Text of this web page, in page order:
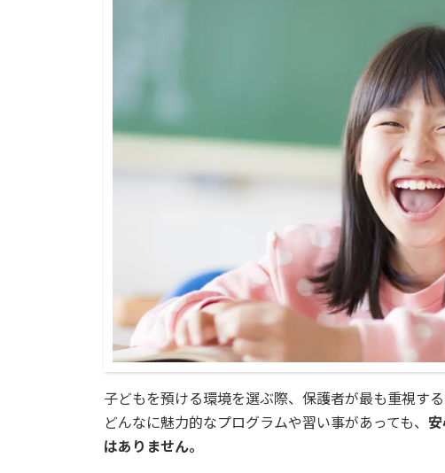
子どもを預ける環境を選ぶ際、保護者が最も重視す
どんなに魅力的なプログラムや習い事があっても、
はありません。